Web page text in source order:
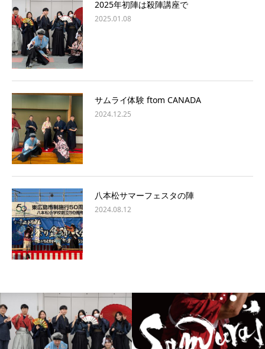
2025年初陣は殺陣講座で
2025.01.08
サムライ体験 ftom CANADA
2024.12.25
八本松サマーフェスタの陣
2024.08.12